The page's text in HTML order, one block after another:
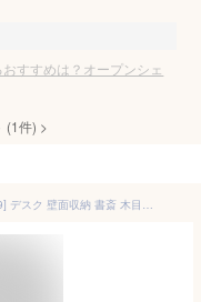
すすめは？オープンシェ
(1件) >
[枚数限定クーポン配布中! 7/1 0:00-7/7 9:59] デスク 壁面収納 書斎 木目調 大型 パソコンデスク システムデスク 本棚 ラック ラック付 事務所 オフィス 机 シンプル PCデスク 勉強机 在宅 リモートワーク テレワーキング